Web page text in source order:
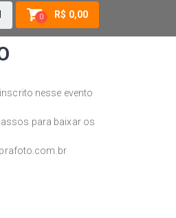
0 R$ 0,00
nesse evento
para baixar os